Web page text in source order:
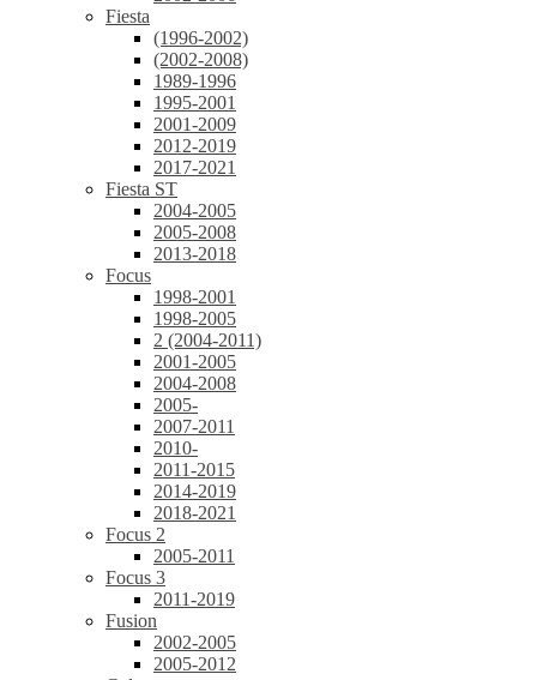
Fiesta
(1996-2002)
(2002-2008)
1989-1996
1995-2001
2001-2009
2012-2019
2017-2021
Fiesta ST
2004-2005
2005-2008
2013-2018
Focus
1998-2001
1998-2005
2 (2004-2011)
2001-2005
2004-2008
2005-
2007-2011
2010-
2011-2015
2014-2019
2018-2021
Focus 2
2005-2011
Focus 3
2011-2019
Fusion
2002-2005
2005-2012